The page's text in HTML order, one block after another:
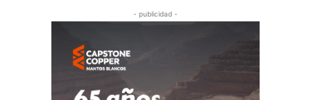
- publicidad -